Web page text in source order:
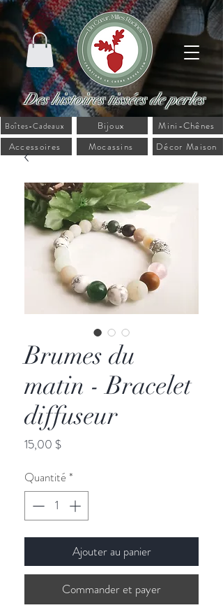
Des histoires tissées de perles
Décor Maison
Bijoux
Accessoires
Mocassins
Mini-Chênes
Boîtes-Cadeaux
Brumes du
matin - Bracelet
diffuseur
15,00 $Prix
Quantité*
Ajouter au panier
Commander et payer